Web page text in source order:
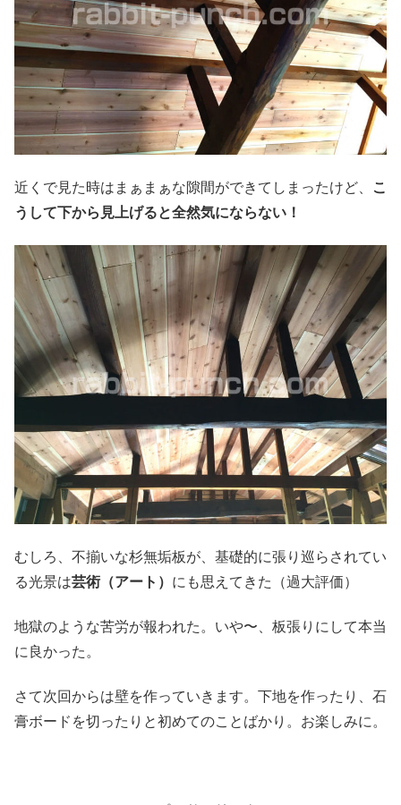
近くで見た時はまぁまぁな隙間ができてしまったけど、
こ
うして下から見上げると全然気にならない！
むしろ、不揃いな杉無垢板が、基礎的に張り巡らされてい
る光景は芸術（アート） にも思えてきた（過大評価）
地獄のような苦労が報われた。いや〜、板張りにして本当
に良かった。
さて次回からは壁を作っていきます。下地を作ったり、石
膏ボードを切ったりと初めてのことばかり。お楽しみに。